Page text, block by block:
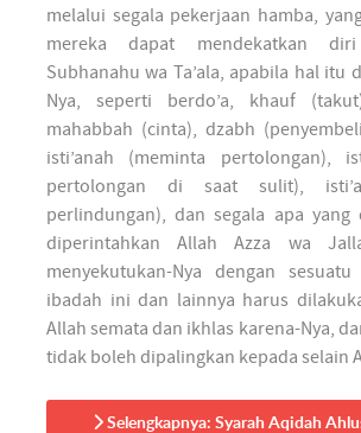
melalui segala pekerjaan hamba,
mereka dapat mendekatkan
Subhanahu wa Ta’ala, apabila hal itu
Nya, seperti berdo’a, khauf
mahabbah (cinta), dzabh
isti’anah (meminta pertolongan),
pertolongan di saat sulit),
perlindungan), dan segala apa yang
diperintahkan Allah Azza wa
menyekutukan-Nya dengan
ibadah ini dan lainnya harus
Allah semata dan ikhlas karena-Nya,
tidak boleh dipalingkan kepada selain
Selengkapnya: Syarah Aqidah